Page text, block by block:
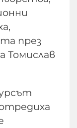
през
Томислав